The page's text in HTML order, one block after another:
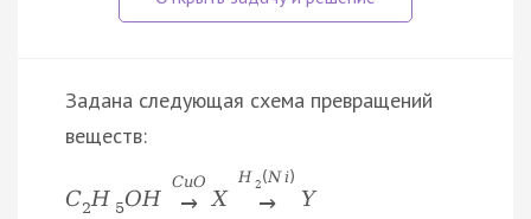
Задана следующая схема превращений
веществ:
C2H 5OH
CuO
→ X
H 2 (Ni)
→ Y